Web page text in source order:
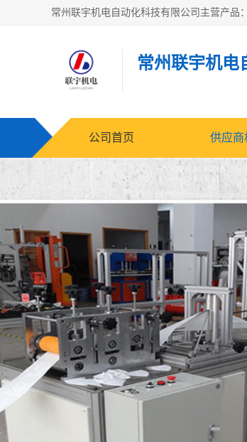
常州联宇机电
公司首页 供应商